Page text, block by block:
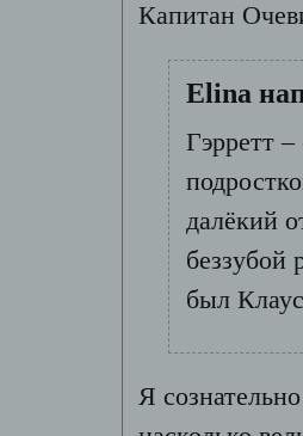
Капитан
Elina
Гэрретт
далёкий
беззубой
был
Я